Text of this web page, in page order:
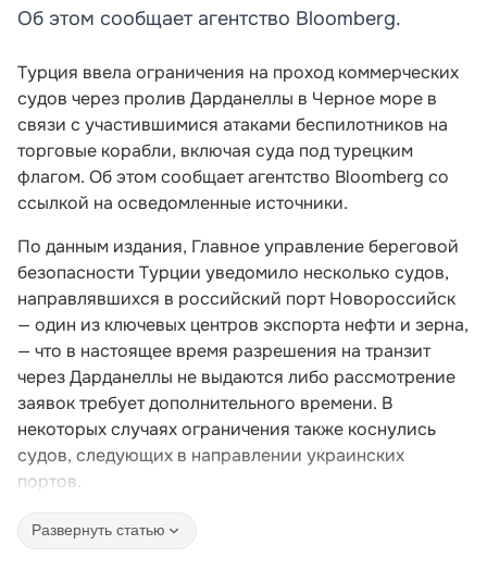
Об этом сообщает агентство Bloomberg.
Турция ввела ограничения на проход коммерческих
судов через пролив Дарданеллы в Черное море в
связи с участившимися атаками беспилотников на
торговые корабли, включая суда под турецким
флагом. Об этом сообщает агентство Bloomberg со
ссылкой на осведомленные источники.
По данным издания, Главное управление береговой
безопасности Турции уведомило несколько судов,
направлявшихся в российский порт Новороссийск
— один из ключевых центров экспорта нефти и зерна,
— что в настоящее время разрешения на транзит
через Дарданеллы не выдаются либо рассмотрение
заявок требует дополнительного времени. В
некоторых случаях ограничения также коснулись
судов, следующих в направлении украинских
портов.
Развернуть статью